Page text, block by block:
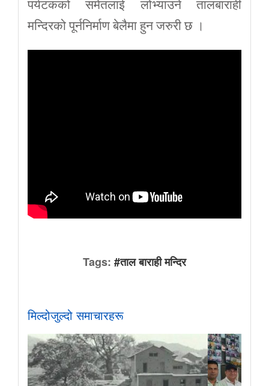
पर्यटकको समेतलाई लोभ्याउने तालबाराही
मन्दिरको पूर्ननिर्माण बेलैमा हुन जरुरी छ ।
Tags: #ताल बाराही मन्दिर
मिल्दोजुल्दो समाचारहरू